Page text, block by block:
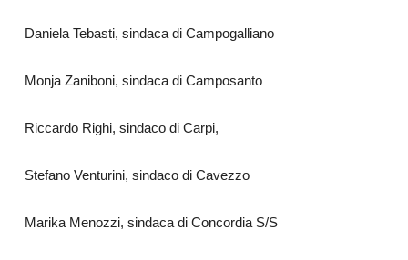
Daniela Tebasti, sindaca di Campogalliano
Monja Zaniboni, sindaca di Camposanto
Riccardo Righi, sindaco di Carpi,
Stefano Venturini, sindaco di Cavezzo
Marika Menozzi, sindaca di Concordia S/S